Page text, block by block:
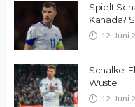
Spielt
Kanada?
12. Juni
Schalke-
Wüste
12. Juni